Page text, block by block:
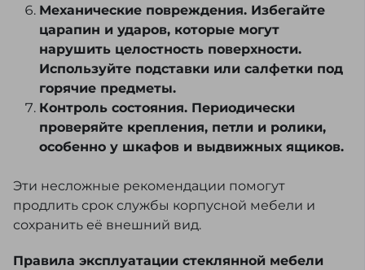
Механические повреждения. Избегайте
царапин и ударов, которые могут
нарушить целостность поверхности.
Используйте подставки или салфетки под
горячие предметы.
Контроль состояния. Периодически
проверяйте крепления, петли и ролики,
особенно у шкафов и выдвижных ящиков.
Эти несложные рекомендации помогут
продлить срок службы корпусной мебели и
сохранить её внешний вид.
Правила эксплуатации стеклянной мебели